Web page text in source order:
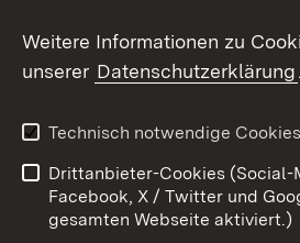
Kontakt
Impressum
Weitere Informationen zu
unserer Datenschutzerklärung.
Technisch notwendige Cookies
Drittanbieter-Cookies (Social-
Facebook, X / Twitter und
gesamten Webseite aktiviert.)